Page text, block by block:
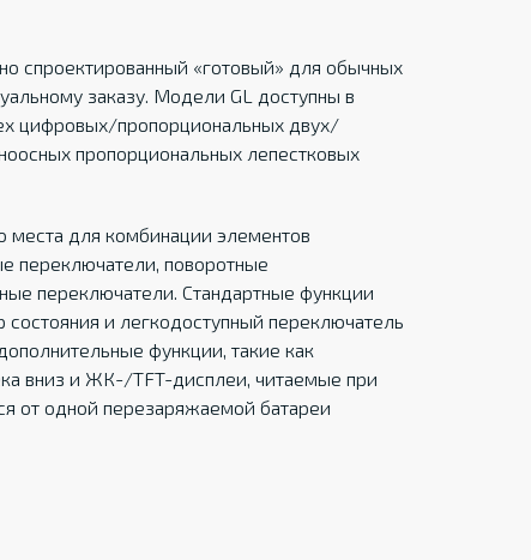
спроектированный «готовый» для обычных
заказу. Модели GL доступны в
цифровых/пропорциональных двух/
пропорциональных лепестковых
места для комбинации элементов
переключатели, поворотные
переключатели. Стандартные функции
и легкодоступный переключатель
функции, такие как
вниз и ЖК-/TFT-дисплеи, читаемые при
от одной перезаряжаемой батареи